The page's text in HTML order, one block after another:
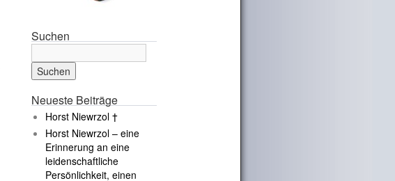
Suchen
Neueste Beiträge
Horst Niewrzol †
Horst Niewrzol – eine
Erinnerung an eine
leidenschaftliche
Persönlichkeit, einen